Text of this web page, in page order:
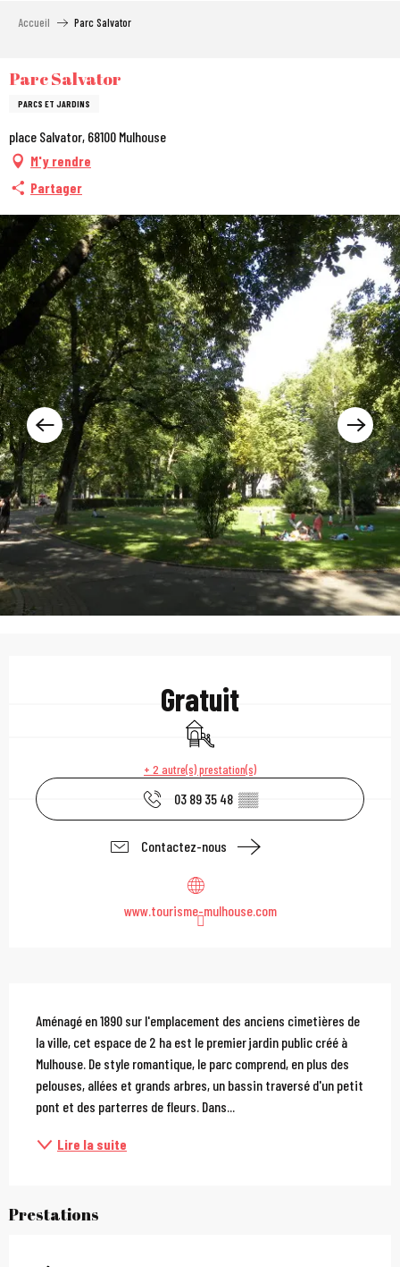
principal
Accueil Parc Salvator
Parc Salvator
PARCS ET JARDINS
place Salvator, 68100 Mulhouse
M'y rendre
Partager
Ouverture et
Gratuit
Jeux pour enfants / Espace jeux
+ 2 autre(s) prestation(s)
03 89 35 48 ▒▒
Contactez-nous
www.tourisme-mulhouse.com
Description
Aménagé en 1890 sur l'emplacement des anciens cimetières de
la ville, cet espace de 2 ha est le premier jardin public créé à
Mulhouse. De style romantique, le parc comprend, en plus des
pelouses, allées et grands arbres, un bassin traversé d'un petit
pont et des parterres de fleurs. Dans...
Lire la suite
Prestations